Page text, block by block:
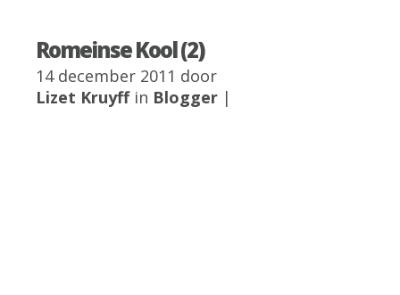
Romeinse Kool (2)
14 december 2011 door
Lizet Kruyffin Blogger |